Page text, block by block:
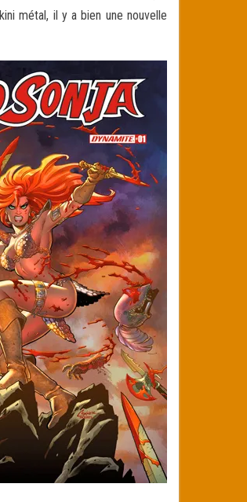
métal, il y a bien une nouvelle